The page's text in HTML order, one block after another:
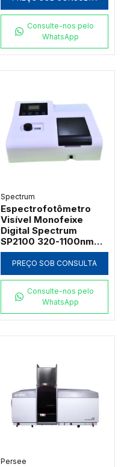
Consulte-nos pelo
WhatsApp
Spectrum
Espectrofotômetro
Visível Monofeixe
Digital Spectrum
SP2100 320-1100nm
com Suporte 4
Cubetas de 50mm e
Software PC
PREÇO SOB CONSULTA
Consulte-nos pelo
WhatsApp
Persee